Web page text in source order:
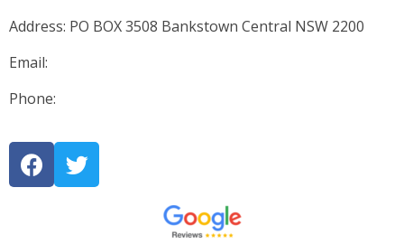
Address: PO BOX 3508 Bankstown Central NSW 2200
Email:
Phone: